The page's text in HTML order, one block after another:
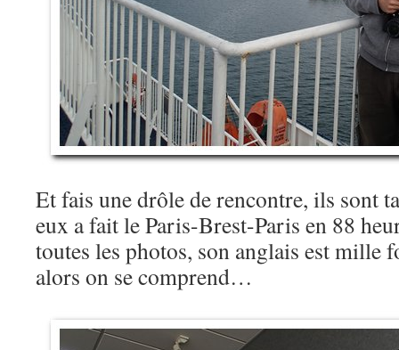
Et fais une drôle de rencontre, ils sont
eux a fait le Paris-Brest-Paris en 88
toutes les photos, son anglais est mille
alors on se comprend…